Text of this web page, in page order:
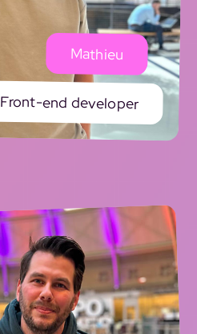
Mathieu
Front-end developer